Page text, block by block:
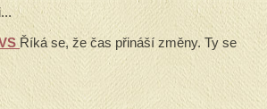
Říká se, že čas přináší změny. Ty se